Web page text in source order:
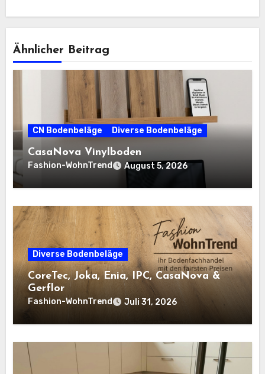
Ähnlicher Beitrag
CN Bodenbeläge Diverse Bodenbeläge
CasaNova Vinylboden
Fashion-WohnTrend August 5, 2026
Diverse Bodenbeläge
CoreTec, Joka, Enia, IPC, CasaNova &
Gerflor
Fashion-WohnTrend Juli 31, 2026